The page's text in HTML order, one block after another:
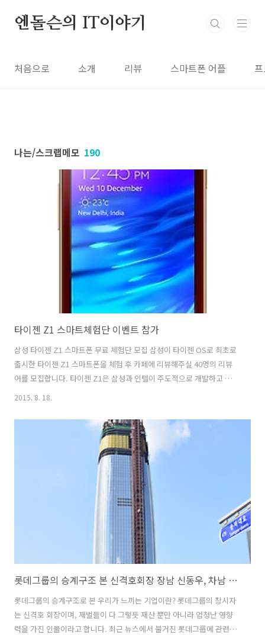
엔돌슨의 IT이야기
처음으로 소개 리뷰 스마트폰 어플
나는/스크랩메모 190
타이젠 Z1 스마트체험단 이벤트 참가
삼성 타이젠 Z1 스마트폰 무료 체험단 모집 삼성이 타이젠 OS로 최초로
출시한 타이젠 Z1 스마트폰을 체험 후 카페에 리뷰해주실 40명의 리뷰
어를 모집합니다. 타이젠 Z1은 삼성과 인텔이 주도적으로 개발하고 있는
타이젠 OS가 탑재된 스마트폰입니다. 인도, 방글라데시 등 저가주도형
비해 크게 떨어지지만 가상머신에서 구동되는 안드로이드와 달리 네이
티브하게 구동되는 타이젠OS 기반이기 때문에 낮은 스펙에도 빠른 구동
성능을 보여줍니다. 또 듀얼유심이 채택되어 있어서 해외여행이나 체류
시 현지 해외 선불 USIM과 국내 유심을 동시에 사용할 수 있습니다. 새로
운 타이젠 OS를 경험하고 하시거나 편하게 쓸 수 있는 두번째 스마트폰
2015. 8. 18.
롯데그룹의 승계구조 본 신격호회장 장남 신동우, 차남 신동빈
롯데그룹의 승계구조로 본 우리가 느끼는 기업이란? 롯데그룹의 창시자
는 신격호 회장이며, 재벌들이 다 그렇듯 재산 뿐만 아니라 엄청난 영향
력을 가진 인물이라고 합니다. 최근 뉴스에서 불거진 롯데그룹에 관련해